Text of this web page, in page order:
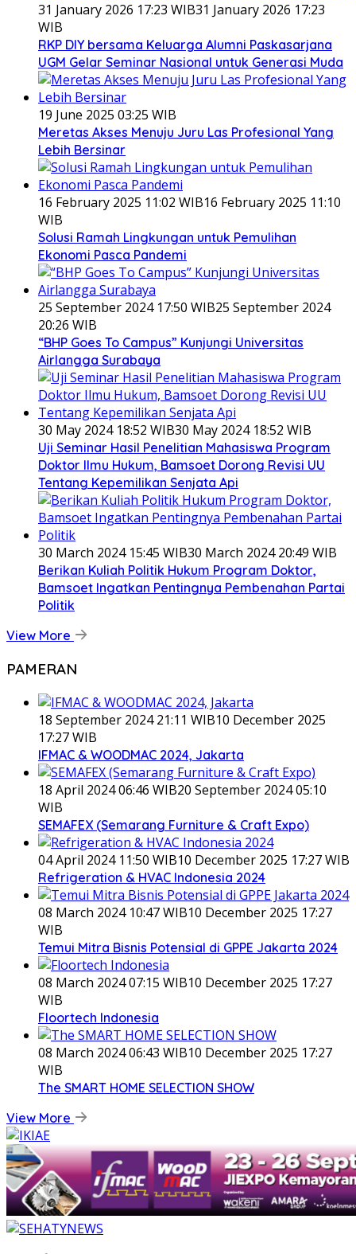
31 January 2026 17:23 WIB31 January 2026 17:23
WIB
RKP DIY bersama Keluarga Alumni Paskasarjana
UGM Gelar Seminar Nasional untuk Generasi Muda
19 June 2025 03:25 WIB
Meretas Akses Menuju Juru Las Profesional Yang
Lebih Bersinar
16 February 2025 11:02 WIB16 February 2025 11:10
WIB
Solusi Ramah Lingkungan untuk Pemulihan
Ekonomi Pasca Pandemi
25 September 2024 17:50 WIB25 September 2024
20:26 WIB
“BHP Goes To Campus” Kunjungi Universitas
Airlangga Surabaya
30 May 2024 18:52 WIB30 May 2024 18:52 WIB
Uji Seminar Hasil Penelitian Mahasiswa Program
Doktor Ilmu Hukum, Bamsoet Dorong Revisi UU
Tentang Kepemilikan Senjata Api
30 March 2024 15:45 WIB30 March 2024 20:49 WIB
Berikan Kuliah Politik Hukum Program Doktor,
Bamsoet Ingatkan Pentingnya Pembenahan Partai
Politik
View More
PAMERAN
18 September 2024 21:11 WIB10 December 2025
17:27 WIB
IFMAC & WOODMAC 2024, Jakarta
18 April 2024 06:46 WIB20 September 2024 05:10
WIB
SEMAFEX (Semarang Furniture & Craft Expo)
04 April 2024 11:50 WIB10 December 2025 17:27 WIB
Refrigeration & HVAC Indonesia 2024
08 March 2024 10:47 WIB10 December 2025 17:27
WIB
Temui Mitra Bisnis Potensial di GPPE Jakarta 2024
08 March 2024 07:15 WIB10 December 2025 17:27
WIB
Floortech Indonesia
08 March 2024 06:43 WIB10 December 2025 17:27
WIB
The SMART HOME SELECTION SHOW
View More